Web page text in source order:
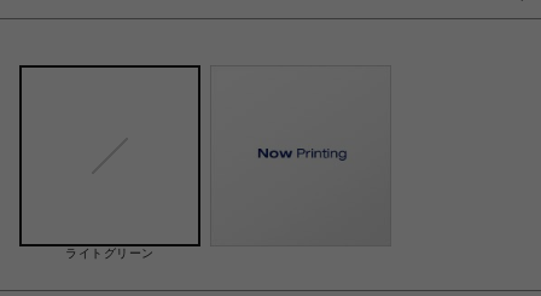
ライトグリーン